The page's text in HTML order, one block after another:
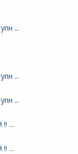
...
...
...
...
...